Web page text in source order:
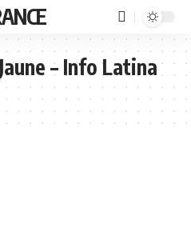
– Info Latina